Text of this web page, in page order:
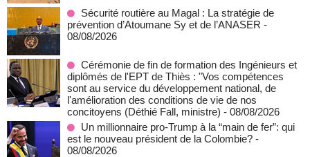
Sécurité routière au Magal : La stratégie de
prévention d’Atoumane Sy et de l’ANASER -
08/08/2026
Cérémonie de fin de formation des Ingénieurs et
diplômés de l'EPT de Thiès : "Vos compétences
sont au service du développement national, de
l'amélioration des conditions de vie de nos
concitoyens (Déthié Fall, ministre) - 08/08/2026
Un millionnaire pro-Trump à la “main de fer”: qui
est le nouveau président de la Colombie? -
08/08/2026